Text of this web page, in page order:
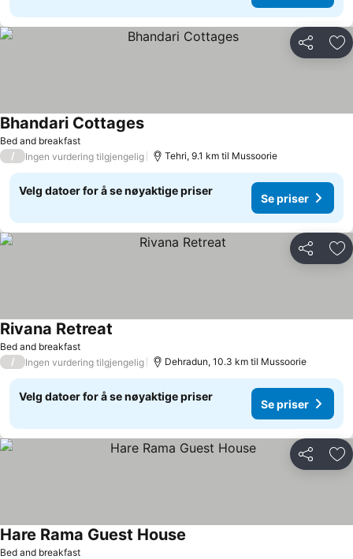
Del
Bed and breakfast
Bhandari CottagesSe priser
/ Ingen vurdering tilgjengelig Tehri, 9.1 km til Mussoorie
Velg datoer for å se nøyaktige priser
Se priser
Del
Bed and breakfast
Rivana Retreat
/ Ingen vurdering tilgjengelig Dehradun, 10.3 km til Mussoorie
Velg datoer for å se nøyaktige priser
Se priser
Del
Bed and breakfast
Hare Rama Guest House